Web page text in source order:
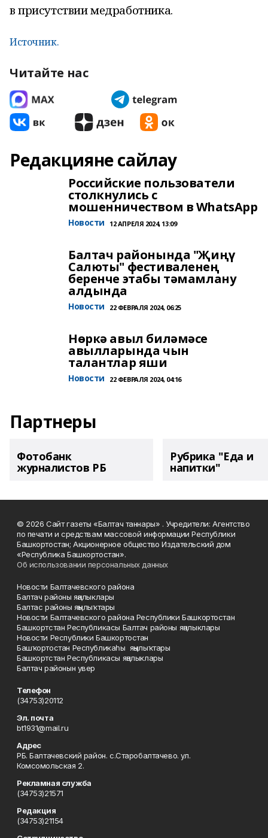
в присутствии медработника.
Источник.
Читайте нас
Редакцияне сайлау
Российские пользователи
столкнулись с
мошенничеством в WhatsApp
Новости 12 АПРЕЛЯ 2024, 13:09
Балтач районында "Җиңү
Салюты" фестиваленең
беренче этабы тәмамлану
алдында
Новости 22 ФЕВРАЛЯ 2024, 06:25
Нөркә авыл биләмәсе
авылларында чын
талантлар яши
Новости 22 ФЕВРАЛЯ 2024, 04:16
Партнеры
Фотобанк
журналистов РБ
Рубрика "Еда и
напитки"
© 2026 Сайт газеты «Балтач таннары» . Учредители: Агентство
по печати и средствам массовой информации Республики
Башкортостан; Акционерное общество Издательский дом
«Республика Башкортостан».
Об использовании персональных данных
Новости Балтачевского района
Балтач районы яңалыклары
Балтас районы яңылыҡтары
Новости Балтачевского района Республики Башкортостан
Башкортстан Республикасы Балтач районы яңалыклары
Новости Республики Башкортостан
Башҡортостан Республикаһы яңылыҡтары
Башкортстан Республикасы яңалыклары
Балтач районын увер
Телефон
(34753)20112
Эл. почта
bt1931@mail.ru
Адрес
РБ. Балтачевский район. с.Старобалтачево. ул.
Комсомольская 2.
Рекламная служба
(34753)21571
Редакция
(34753)21154